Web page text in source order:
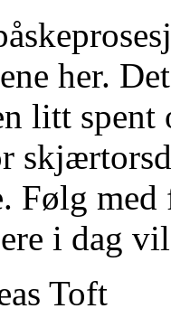
her.
litt
Følg
i dag
Toft